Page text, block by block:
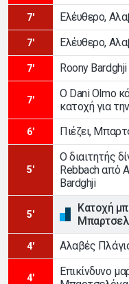
7' Ελέυθερο,
7' Ελέυθερο,
7' Roony
7'
Ο Dani Olmo
κατοχή για
6' Πιέζει,
5'
Ο διαιτητής
Rebbach από
Bardghji
5'
Κατοχή
4' Αλαβές
4'
Επικίνδυνο